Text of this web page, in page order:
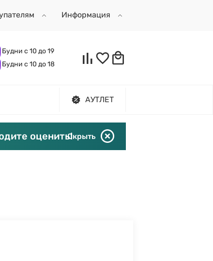
Информация
Будни с 10 до 19
Будни с 10 до 18
АУТЛЕТ
оценить!Скрыть